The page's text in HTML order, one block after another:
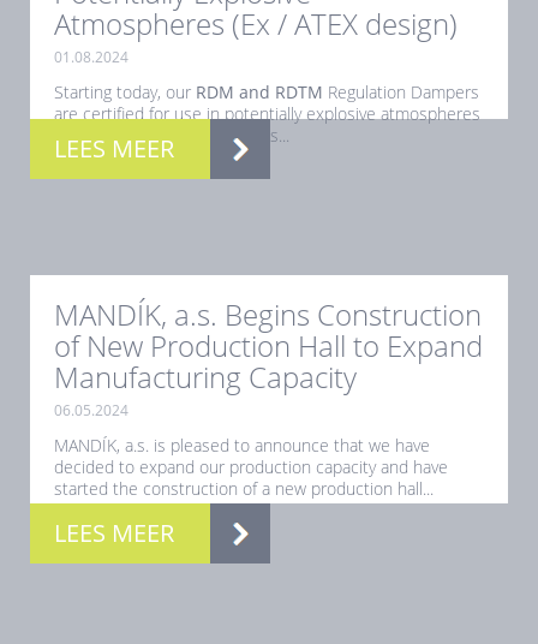
Atmospheres (Ex / ATEX design)
01.08.2024
Starting today, our RDM and RDTM Regulation Dampers
are certified for use in potentially explosive atmospheres
(Ex). This certification ensures...
LEES MEER
MANDÍK, a.s. Begins Construction
of New Production Hall to Expand
Manufacturing Capacity
06.05.2024
MANDÍK, a.s. is pleased to announce that we have
decided to expand our production capacity and have
started the construction of a new production hall...
LEES MEER